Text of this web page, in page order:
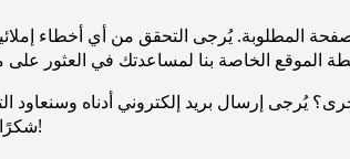
المطلوبة. يُرجى التحقق من أي أخطاء
يُرجى إرسال بريد إلكتروني أدناه وسنعاود
شكرًا على صبرك!